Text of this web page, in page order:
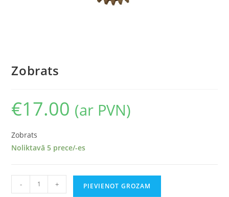
Zobrats
€17.00 (ar PVN)
Zobrats
Noliktavā 5 prece/-es
- + PIEVIENOT GROZAM